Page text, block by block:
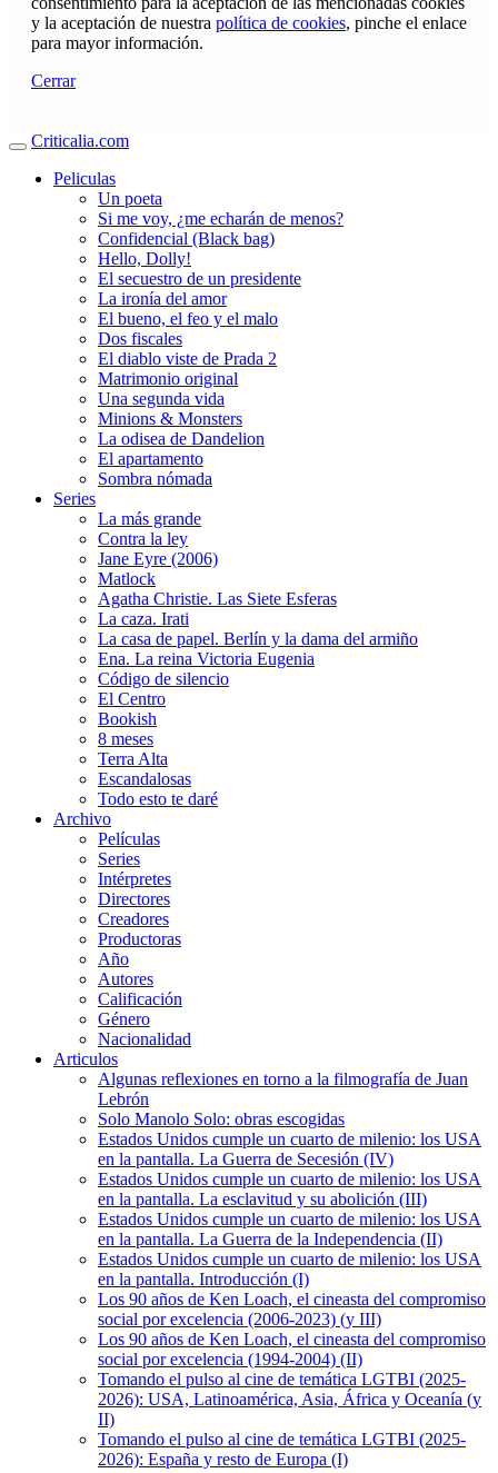
y la aceptación de nuestra política de cookies, pinche el enlace
para mayor información.
Cerrar
Criticalia.com
Peliculas
Un poeta
Si me voy, ¿me echarán de menos?
Confidencial (Black bag)
Hello, Dolly!
El secuestro de un presidente
La ironía del amor
El bueno, el feo y el malo
Dos fiscales
El diablo viste de Prada 2
Matrimonio original
Una segunda vida
Minions & Monsters
La odisea de Dandelion
El apartamento
Sombra nómada
Series
La más grande
Contra la ley
Jane Eyre (2006)
Matlock
Agatha Christie. Las Siete Esferas
La caza. Irati
La casa de papel. Berlín y la dama del armiño
Ena. La reina Victoria Eugenia
Código de silencio
El Centro
Bookish
8 meses
Terra Alta
Escandalosas
Todo esto te daré
Archivo
Películas
Series
Intérpretes
Directores
Creadores
Productoras
Año
Autores
Calificación
Género
Nacionalidad
Articulos
Algunas reflexiones en torno a la filmografía de Juan
Lebrón
Solo Manolo Solo: obras escogidas
Estados Unidos cumple un cuarto de milenio: los USA
en la pantalla. La Guerra de Secesión (IV)
Estados Unidos cumple un cuarto de milenio: los USA
en la pantalla. La esclavitud y su abolición (III)
Estados Unidos cumple un cuarto de milenio: los USA
en la pantalla. La Guerra de la Independencia (II)
Estados Unidos cumple un cuarto de milenio: los USA
en la pantalla. Introducción (I)
Los 90 años de Ken Loach, el cineasta del compromiso
social por excelencia (2006-2023) (y III)
Los 90 años de Ken Loach, el cineasta del compromiso
social por excelencia (1994-2004) (II)
Tomando el pulso al cine de temática LGTBI (2025-
2026): USA, Latinoamérica, Asia, África y Oceanía (y
II)
Tomando el pulso al cine de temática LGTBI (2025-
2026): España y resto de Europa (I)